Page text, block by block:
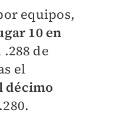
equipos,
10 en
.288 de
el
décimo